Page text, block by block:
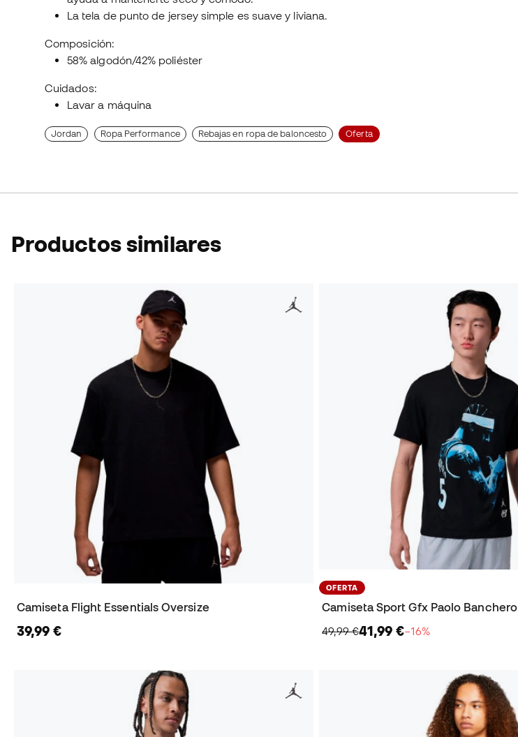
La tela de punto de jersey simple es suave y liviana.
Composición:
58% algodón/42% poliéster
Cuidados:
Lavar a máquina
Jordan Ropa Performance Rebajas en ropa de baloncesto Oferta
Productos similares
Camiseta Flight Essentials Oversize
39,99 €
OFERTA
Camiseta Sport Gfx Paolo Banchero
49,99 €41,99 €−16%